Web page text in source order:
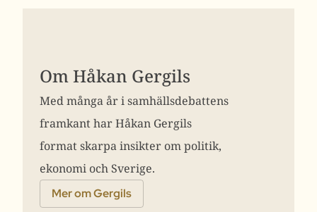
Om Håkan Gergils
Med många år i samhällsdebattens
framkant har Håkan Gergils
format skarpa insikter om politik,
ekonomi och Sverige.
Mer om Gergils